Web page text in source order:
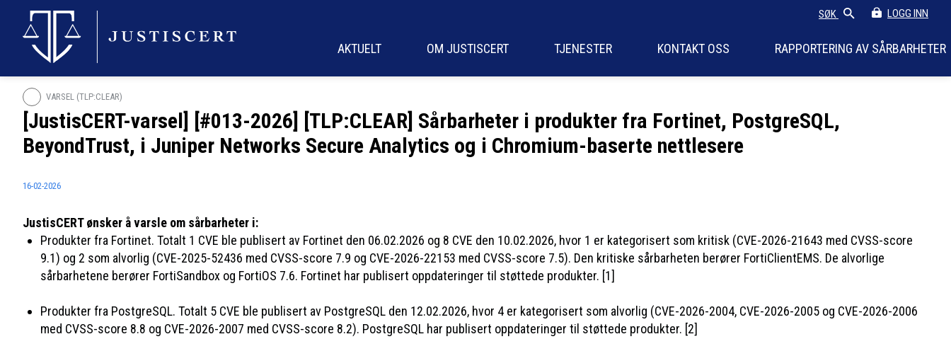
SØK LOGG INN
AKTUELT OM JUSTISCERT TJENESTER KONTAKT OSS RAPPORTERING AV SÅRBARHETER
VARSEL (TLP:CLEAR)
[JustisCERT-varsel] [#013-2026] [TLP:CLEAR] Sårbarheter i produkter fra Fortinet, PostgreSQL,
BeyondTrust, i Juniper Networks Secure Analytics og i Chromium-baserte nettlesere
16-02-2026
JustisCERT ønsker å varsle om sårbarheter i:
Produkter fra Fortinet. Totalt 1 CVE ble publisert av Fortinet den 06.02.2026 og 8 CVE den 10.02.2026, hvor 1 er kategorisert som kritisk (CVE-2026-21643 med CVSS-score
9.1) og 2 som alvorlig (CVE-2025-52436 med CVSS-score 7.9 og CVE-2026-22153 med CVSS-score 7.5). Den kritiske sårbarheten berører FortiClientEMS. De alvorlige
sårbarhetene berører FortiSandbox og FortiOS 7.6. Fortinet har publisert oppdateringer til støttede produkter. [1]
Produkter fra PostgreSQL. Totalt 5 CVE ble publisert av PostgreSQL den 12.02.2026, hvor 4 er kategorisert som alvorlig (CVE-2026-2004, CVE-2026-2005 og CVE-2026-2006
med CVSS-score 8.8 og CVE-2026-2007 med CVSS-score 8.2). PostgreSQL har publisert oppdateringer til støttede produkter. [2]